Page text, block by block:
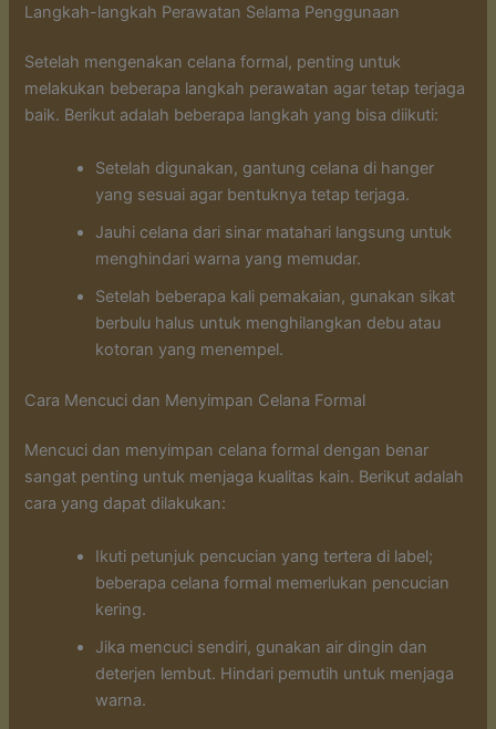
Langkah-langkah Perawatan Selama Penggunaan
Setelah mengenakan celana formal, penting untuk
melakukan beberapa langkah perawatan agar tetap terjaga
baik. Berikut adalah beberapa langkah yang bisa diikuti:
Setelah digunakan, gantung celana di hanger
yang sesuai agar bentuknya tetap terjaga.
Jauhi celana dari sinar matahari langsung untuk
menghindari warna yang memudar.
Setelah beberapa kali pemakaian, gunakan sikat
berbulu halus untuk menghilangkan debu atau
kotoran yang menempel.
Cara Mencuci dan Menyimpan Celana Formal
Mencuci dan menyimpan celana formal dengan benar
sangat penting untuk menjaga kualitas kain. Berikut adalah
cara yang dapat dilakukan:
Ikuti petunjuk pencucian yang tertera di label;
beberapa celana formal memerlukan pencucian
kering.
Jika mencuci sendiri, gunakan air dingin dan
deterjen lembut. Hindari pemutih untuk menjaga
warna.